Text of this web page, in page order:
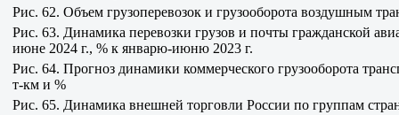
Рис. 62. Объем грузоперевозок и грузооборота воздушным
Рис. 63. Динамика перевозки грузов и почты гражданской
июне 2024 г., % к январю-июню 2023 г.
Рис. 64. Прогноз динамики коммерческого грузооборота
т-км и %
Рис. 65. Динамика внешней торговли России по группам